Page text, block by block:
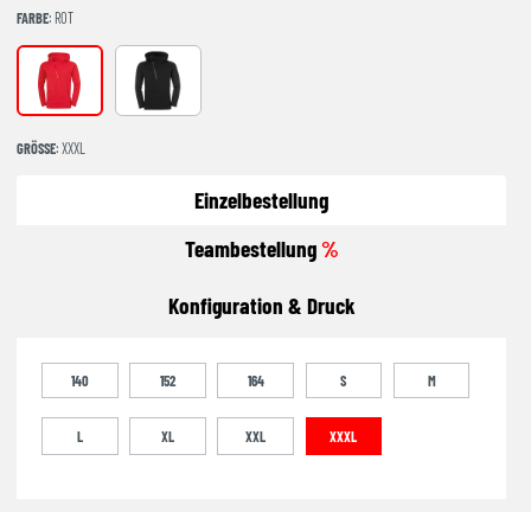
FARBE: ROT
rot schwarz
GRÖSSE : XXXL
Einzelbestellung
Teambestellung%
Konfiguration & Druck
140 152 164 S M
L XL XXL XXXL